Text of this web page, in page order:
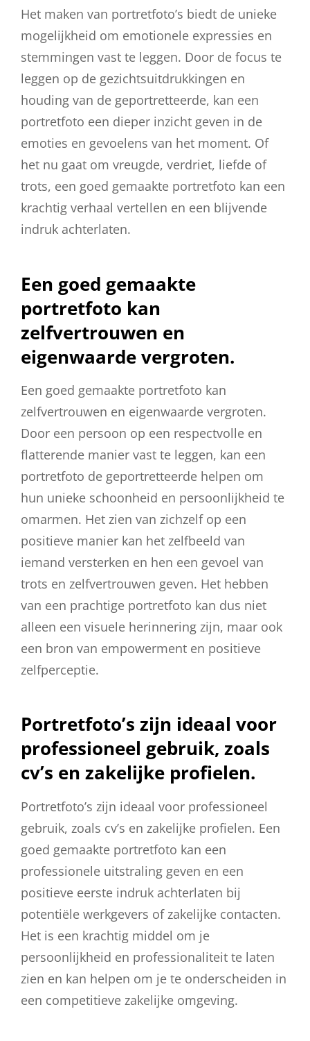
Het maken van portretfoto’s biedt de unieke
mogelijkheid om emotionele expressies en
stemmingen vast te leggen. Door de focus te
leggen op de gezichtsuitdrukkingen en
houding van de geportretteerde, kan een
portretfoto een dieper inzicht geven in de
emoties en gevoelens van het moment. Of
het nu gaat om vreugde, verdriet, liefde of
trots, een goed gemaakte portretfoto kan een
krachtig verhaal vertellen en een blijvende
indruk achterlaten.
Een goed gemaakte
portretfoto kan
zelfvertrouwen en
eigenwaarde vergroten.
Een goed gemaakte portretfoto kan
zelfvertrouwen en eigenwaarde vergroten.
Door een persoon op een respectvolle en
flatterende manier vast te leggen, kan een
portretfoto de geportretteerde helpen om
hun unieke schoonheid en persoonlijkheid te
omarmen. Het zien van zichzelf op een
positieve manier kan het zelfbeeld van
iemand versterken en hen een gevoel van
trots en zelfvertrouwen geven. Het hebben
van een prachtige portretfoto kan dus niet
alleen een visuele herinnering zijn, maar ook
een bron van empowerment en positieve
zelfperceptie.
Portretfoto’s zijn ideaal voor
professioneel gebruik, zoals
cv’s en zakelijke profielen.
Portretfoto’s zijn ideaal voor professioneel
gebruik, zoals cv’s en zakelijke profielen. Een
goed gemaakte portretfoto kan een
professionele uitstraling geven en een
positieve eerste indruk achterlaten bij
potentiële werkgevers of zakelijke contacten.
Het is een krachtig middel om je
persoonlijkheid en professionaliteit te laten
zien en kan helpen om je te onderscheiden in
een competitieve zakelijke omgeving.